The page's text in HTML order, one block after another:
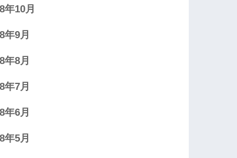
年10月
年9月
年8月
年7月
年6月
年5月